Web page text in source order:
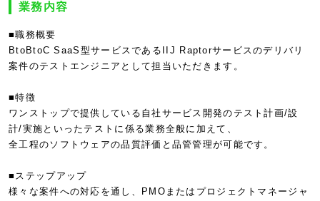
業務内容
■職務概要
BtoBtoC SaaS型サービスであるIIJ Raptorサービスのデリバリ
案件のテストエンジニアとして担当いただきます。
■特徴
ワンストップで提供している自社サービス開発のテスト計画/設
計/実施といったテストに係る業務全般に加えて、
全工程のソフトウェアの品質評価と品管管理が可能です。
■ステップアップ
様々な案件への対応を通し、PMOまたはプロジェクトマネージャ